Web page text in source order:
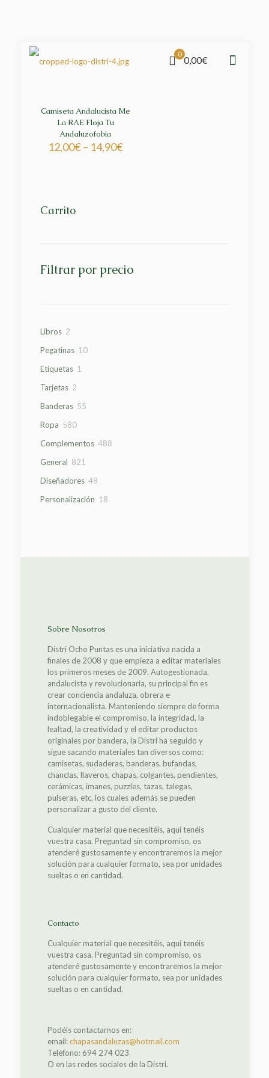
0
0,00€
Camiseta Andalucista Me
La RAE Floja Tu
Andaluzofobia
12,00€– 14,90€
Carrito
Filtrar por precio
Libros 22
Pegatinas 1010
Etiquetas 1
Tarjetas 22
Banderas 5555
Ropa 580580
Complementos 488488
General 821
Diseñadores 4848
Personalización 1818
Sobre Nosotros
Distri Ocho Puntas es una iniciativa nacida a
finales de 2008 y que empieza a editar materiales
los primeros meses de 2009. Autogestionada,
andalucista y revolucionaria, su principal fin es
crear conciencia andaluza, obrera e
internacionalista. Manteniendo siempre de forma
indoblegable el compromiso, la integridad, la
lealtad, la creatividad y el editar productos
originales por bandera, la Distri ha seguido y
sigue sacando materiales tan diversos como:
camisetas, sudaderas, banderas, bufandas,
chanclas, llaveros, chapas, colgantes, pendientes,
cerámicas, imanes, puzzles, tazas, talegas,
pulseras, etc, los cuales además se pueden
personalizar a gusto del cliente.
Cualquier material que necesitéis, aquí tenéis
vuestra casa. Preguntad sin compromiso, os
atenderé gustosamente y encontraremos la mejor
solución para cualquier formato, sea por unidades
sueltas o en cantidad.
Contacto
Cualquier material que necesitéis, aquí tenéis
vuestra casa. Preguntad sin compromiso, os
atenderé gustosamente y encontraremos la mejor
solución para cualquier formato, sea por unidades
sueltas o en cantidad.
Podéis contactarnos en:
email:chapasandaluzas@hotmail.com
Teléfono: 694 274 023
O en las redes sociales de la Distri.